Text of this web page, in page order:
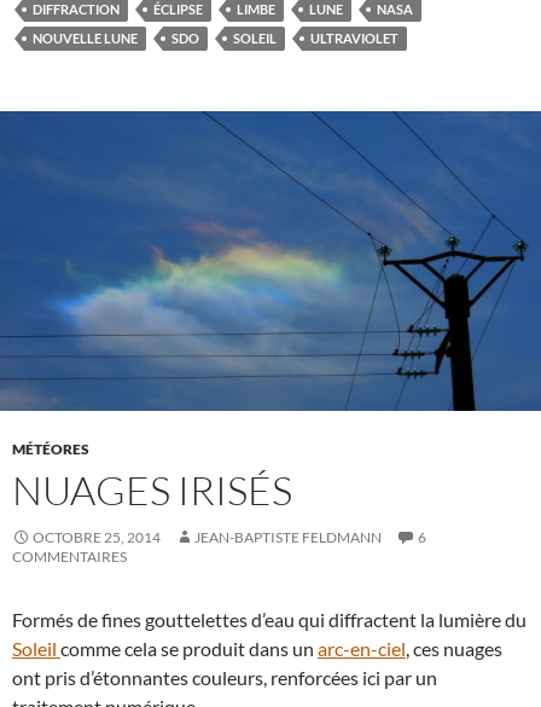
DIFFRACTION ÉCLIPSE LIMBE LUNE
NASA
NOUVELLE LUNE
SDO SOLEIL ULTRAVIOLET
MÉTÉORES
NUAGES IRISÉS
OCTOBRE 25, 2014 JEAN-BAPTISTE FELDMANN
6
COMMENTAIRES
Formés de fines gouttelettes d’eau qui diffractent la lumière du
Soleil comme cela se produit dans un arc-en-ciel, ces nuages
ont pris d’étonnantes couleurs, renforcées ici par un